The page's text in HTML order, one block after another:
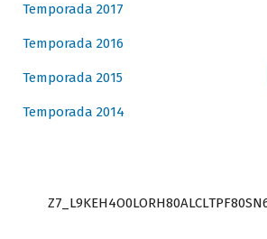
Temporada 2017
Temporada 2016
Temporada 2015
Temporada 2014